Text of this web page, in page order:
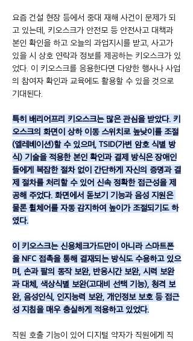
요즘 건설 현장 등에서 중대 재해 사건이 문제가 되
고 있는데, 키오스크가 안전모 등 안전사고 대책과
본인 확인을 하고 오늘의 과업지시를 받고, 사고가
있을 시 상호 연락과 정보를 제공하는 키오스크가 있
었다. 이 키오스크를 응용한다면 다양한 행사나 사업
의 참여자 확인과 교육에도 활용할 수 있을 것으로
기대된다.
특히 배리어프리 키오스크는 많은 관심을 받았다. 키
오스크의 화면이 상하 이동 스위치로 높낮이를 조절
(엘레베이션)할 수 있으며, TSID(가변 암호 식별 방
식) 기술을 적용한 본인 확인과 결제 방식은 장애인
들에게 복잡한 절차 없이 간단하게 자신의 증명과 결
제 절차를 처리할 수 있어 신속 정확한 접근성을 제
공해 주었다. 화면에서 돋보기 기능과 음성 지원은
물론 휠체어를 자동 감지하여 높이가 조절되기도 하
였다.
이 키오스크는 신용체크가드만이 아니라 스마트폰
을 NFC 접촉을 통해 결재되는 방식도 수용하고 있으
며, 손과 팔의 동작 보완, 반응시간 보완, 시력 보완
과 대체, 색상식별 보완(고대비 선택 기능), 청격 보
완, 음성인식, 인지능력 보완, 개인정보 보호 등 접근
성 지침을 매우 충실하게 적용하고 있었다.
직원 호출 기능이 있어 디지털 약자가 직원에게 직